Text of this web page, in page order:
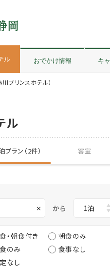
ル おでかけ情報 キ
プリンスホテル）
ル
プラン（2件） 客室
× から
・朝食付き
朝食のみ
のみ
食事なし
なし